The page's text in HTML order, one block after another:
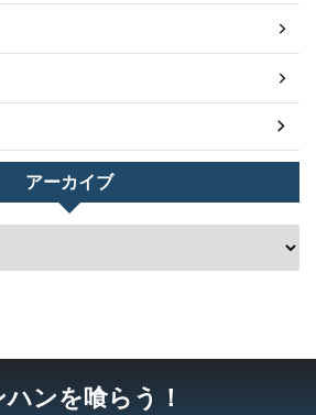
アーカイブ
ハンを喰らう！